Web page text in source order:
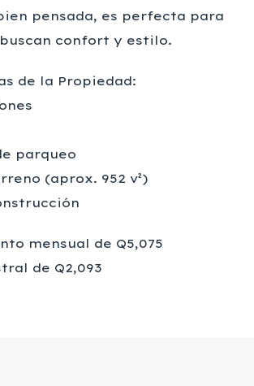
pensada, es perfecta para
confort y estilo.
de la Propiedad:
parqueo
(aprox. 952 v²)
mensual de Q5,075
de Q2,093